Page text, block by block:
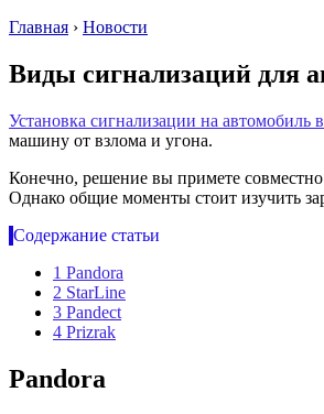
Главная › Новости
Виды сигнализаций для
Установка сигнализации на автомобиль
машину от взлома и угона.
Конечно, решение вы примете
Однако общие моменты стоит изучить
Содержание статьи
1 Pandora
2 StarLine
3 Pandect
4 Prizrak
Pandora